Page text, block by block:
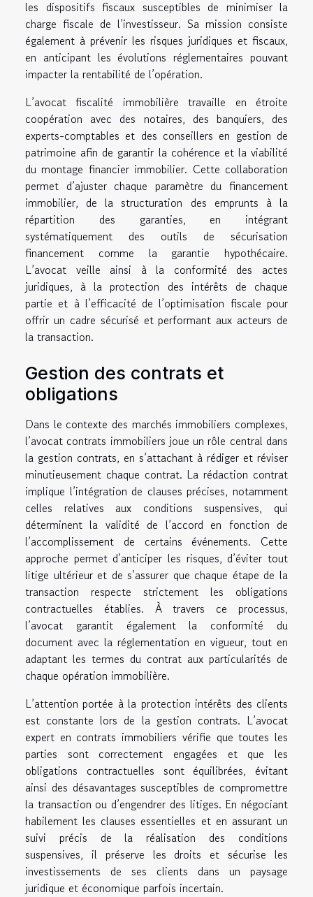
les dispositifs fiscaux susceptibles de minimiser la
charge fiscale de l’investisseur. Sa mission consiste
également à prévenir les risques juridiques et fiscaux,
en anticipant les évolutions réglementaires pouvant
impacter la rentabilité de l’opération.
L’avocat fiscalité immobilière travaille en étroite
coopération avec des notaires, des banquiers, des
experts-comptables et des conseillers en gestion de
patrimoine afin de garantir la cohérence et la viabilité
du montage financier immobilier. Cette collaboration
permet d’ajuster chaque paramètre du financement
immobilier, de la structuration des emprunts à la
répartition des garanties, en intégrant
systématiquement des outils de sécurisation
financement comme la garantie hypothécaire.
L’avocat veille ainsi à la conformité des actes
juridiques, à la protection des intérêts de chaque
partie et à l’efficacité de l’optimisation fiscale pour
offrir un cadre sécurisé et performant aux acteurs de
la transaction.
Gestion des contrats et
obligations
Dans le contexte des marchés immobiliers complexes,
l’avocat contrats immobiliers joue un rôle central dans
la gestion contrats, en s’attachant à rédiger et réviser
minutieusement chaque contrat. La rédaction contrat
implique l’intégration de clauses précises, notamment
celles relatives aux conditions suspensives, qui
déterminent la validité de l’accord en fonction de
l’accomplissement de certains événements. Cette
approche permet d’anticiper les risques, d’éviter tout
litige ultérieur et de s’assurer que chaque étape de la
transaction respecte strictement les obligations
contractuelles établies. À travers ce processus,
l’avocat garantit également la conformité du
document avec la réglementation en vigueur, tout en
adaptant les termes du contrat aux particularités de
chaque opération immobilière.
L’attention portée à la protection intérêts des clients
est constante lors de la gestion contrats. L’avocat
expert en contrats immobiliers vérifie que toutes les
parties sont correctement engagées et que les
obligations contractuelles sont équilibrées, évitant
ainsi des désavantages susceptibles de compromettre
la transaction ou d’engendrer des litiges. En négociant
habilement les clauses essentielles et en assurant un
suivi précis de la réalisation des conditions
suspensives, il préserve les droits et sécurise les
investissements de ses clients dans un paysage
juridique et économique parfois incertain.